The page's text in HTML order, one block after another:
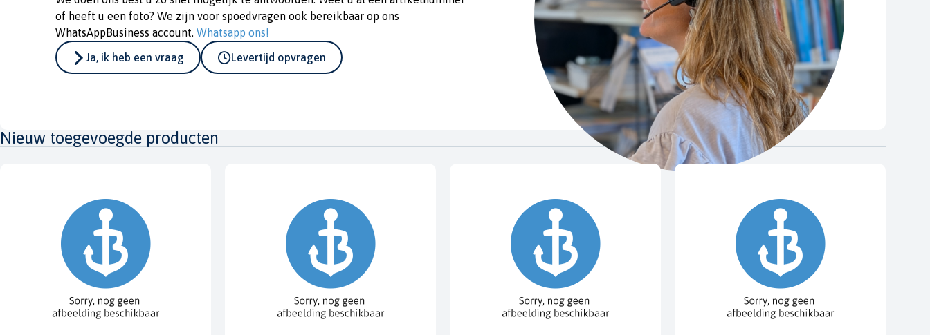
*afgebeeld is de 1-liter verpakking.
of heeft u een foto? We zijn voor spoedvragen ook bereikbaar op ons
WhatsAppBusiness account. Whatsapp ons!
Ja, ik heb een vraag
Levertijd opvragen
Nieuw toegevoegde producten